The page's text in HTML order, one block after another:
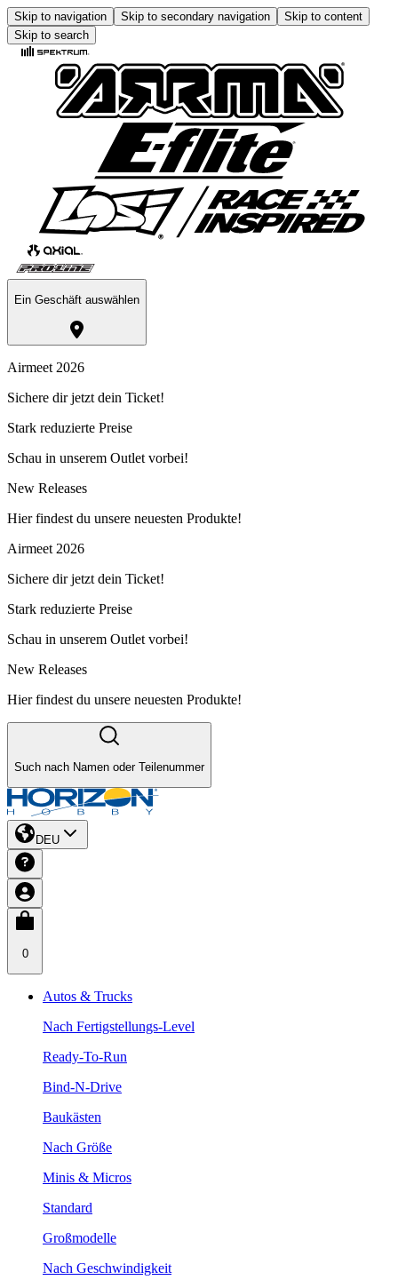
Skip to navigation Skip to secondary navigation
Skip to content
Skip to search
Ein Geschäft auswählen
Airmeet 2026
Sichere dir jetzt dein Ticket!
Stark reduzierte Preise
Schau in unserem Outlet vorbei!
New Releases
Hier findest du unsere neuesten Produkte!
Airmeet 2026
Sichere dir jetzt dein Ticket!
Stark reduzierte Preise
Schau in unserem Outlet vorbei!
New Releases
Hier findest du unsere neuesten Produkte!
Such nach Namen oder Teilenummer
DEU
0
Autos & Trucks
Nach Fertigstellungs-Level
Ready-To-Run
Bind-N-Drive
Baukästen
Nach Größe
Minis & Micros
Standard
Großmodelle
Nach Geschwindigkeit